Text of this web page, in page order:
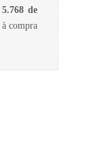
de
compra